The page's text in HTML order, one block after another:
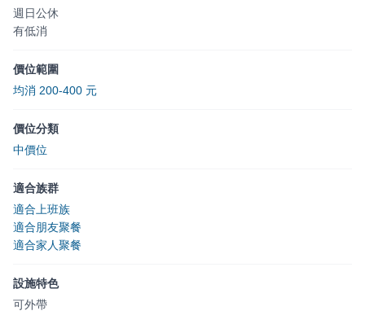
週日公休
有低消
價位範圍
均消 200-400 元
價位分類
中價位
適合族群
適合上班族
適合朋友聚餐
適合家人聚餐
設施特色
可外帶